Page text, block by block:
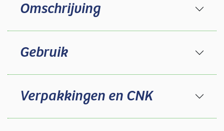
Omschrijving
Gebruik
Verpakkingen en CNK